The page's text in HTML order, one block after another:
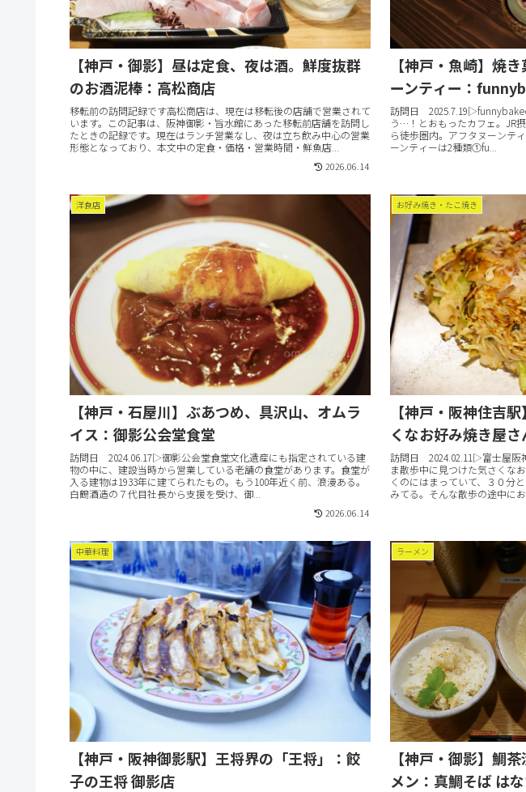
【神戸・御影】昼は定食、夜は酒。鮮度抜群
のお酒泥棒：高松商店
移転前の訪問記録です高松商店は、現在は移転後の店舗で営業されて
います。この記事は、阪神御影・旨水館にあった移転前店舗を訪問し
たときの記録です。現在はランチ営業なし、夜は立ち飲み中心の営業
形態となっており、本文中の定食・価格・営業時間・鮮魚店...
2026.06.14
【神戸・魚崎】焼
ーンティー：
訪問日
う…！とおもったカフェ。JR
ら徒歩圏内。アフタヌーンテ
ーンティーは2種類①fu...
洋食店
【神戸・石屋川】ぶあつめ、具沢山、オムラ
イス：御影公会堂食堂
訪問日 2024.06.17▷御影公会堂食堂文化遺産にも指定されている建
物の中に、建設当時から営業している老舗の食堂があります。食堂が
入る建物は1933年に建てられたもの。もう100年近く前、浪漫ある。
白鶴酒造の７代目社長から支援を受け、御...
2026.06.14
お好み焼き・たこ焼き
【神戸・阪神住吉
くなお好み焼き屋
訪問日 2024.02.11▷富士屋阪
ま散歩中に見つけた気さくな
くのにはまっていて、３０分
みてる。そんな散歩の途中にお
中華料理
【神戸・阪神御影駅】王将界の「王将」：餃
子の王将 御影店
ラーメン
【神戸・御影】鯛
メン：真鯛そば は